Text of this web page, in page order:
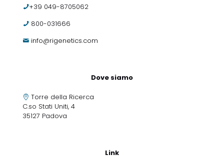
+39 049-8705062
800-031666
info@rigenetics.com
Dove siamo
Torre della Ricerca
C.so Stati Uniti, 4
35127 Padova
Link